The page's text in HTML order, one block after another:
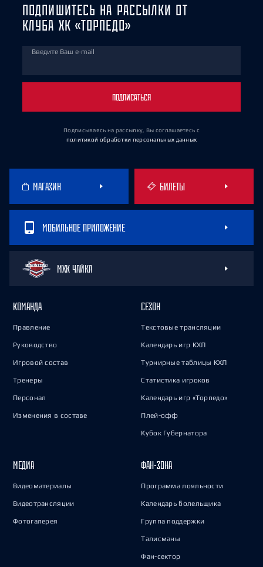
ПОДПИШИТЕСЬ НА РАССЫЛКИ ОТ
КЛУБА ХК «ТОРПЕДО»
Введите Ваш e-mail
ПОДПИСАТЬСЯ
Подписываясь на рассылку, Вы соглашаетесь с
политикой обработки персональных данных
МАГАЗИН БИЛЕТЫ
МОБИЛЬНОЕ ПРИЛОЖЕНИЕ
МХК ЧАЙКА
КОМАНДА
Правление
Руководство
Игровой состав
Тренеры
Персонал
Изменения в составе
СЕЗОН
Текстовые трансляции
Календарь игр КХЛ
Турнирные таблицы КХЛ
Статистика игроков
Календарь игр «Торпедо»
Плей-офф
Кубок Губернатора
МЕДИА
Видеоматериалы
Видеотрансляции
Фотогалерея
ФАН-ЗОНА
Программа лояльности
Календарь болельщика
Группа поддержки
Талисманы
Фан-сектор